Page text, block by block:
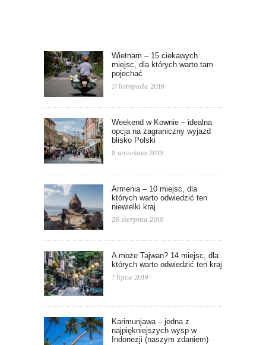
Wietnam – 15 ciekawych
miejsc, dla których warto tam
pojechać
17 listopada 2019
Weekend w Kownie – idealna
opcja na zagraniczny wyjazd
blisko Polski
8 września 2019
Armenia – 10 miejsc, dla
których warto odwiedzić ten
niewielki kraj
26 sierpnia 2019
A może Tajwan? 14 miejsc, dla
których warto odwiedzić ten kraj
7 lipca 2019
Karimunjawa – jedna z
najpiękniejszych wysp w
Indonezji (naszym zdaniem)